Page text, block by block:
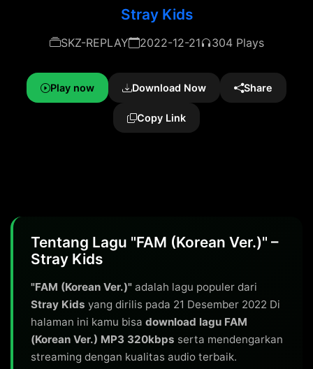
Stray Kids
SKZ-REPLAY 2022-12-21 304 Plays
Play now Download Now Share
Copy Link
Tentang Lagu "FAM (Korean Ver.)" –
Stray Kids
"FAM (Korean Ver.)" adalah lagu populer dari
Stray Kids yang dirilis pada 21 Desember 2022 Di
halaman ini kamu bisa download lagu FAM
(Korean Ver.) MP3 320kbps serta mendengarkan
streaming dengan kualitas audio terbaik.